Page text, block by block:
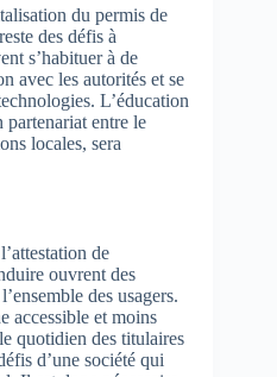
du permis de
des défis à
s’habituer à de
avec les autorités et se
L’éducation
partenariat entre le
locales, sera
de
ouvrent des
des usagers.
accessible et moins
quotidien des titulaires
d’une société qui